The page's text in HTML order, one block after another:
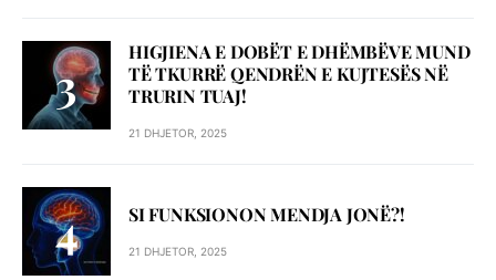
HIGJIENA E DOBËT E DHËMBËVE MUND
TË TKURRË QENDRËN E KUJTESËS NË
TRURIN TUAJ!
21 DHJETOR, 2025
SI FUNKSIONON MENDJA JONË?!
21 DHJETOR, 2025